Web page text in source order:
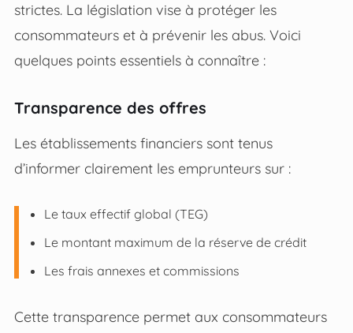
strictes. La législation vise à protéger les
consommateurs et à prévenir les abus. Voici
quelques points essentiels à connaître :
Transparence des offres
Les établissements financiers sont tenus
d’informer clairement les emprunteurs sur :
Le taux effectif global (TEG)
Le montant maximum de la réserve de crédit
Les frais annexes et commissions
Cette transparence permet aux consommateurs